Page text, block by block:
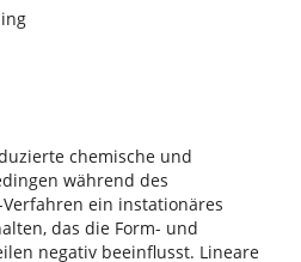
chemische und
während des
ein instationäres
das die Form- und
negativ beeinflusst. Lineare